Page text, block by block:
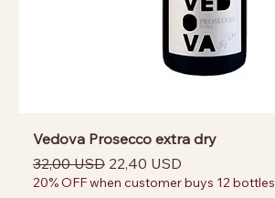
Vedova Prosecco extra dry
Prezzo regolare
32,00 USD Prezzo scontato
22,40 USD
20% OFF when customer buys 12 bottles